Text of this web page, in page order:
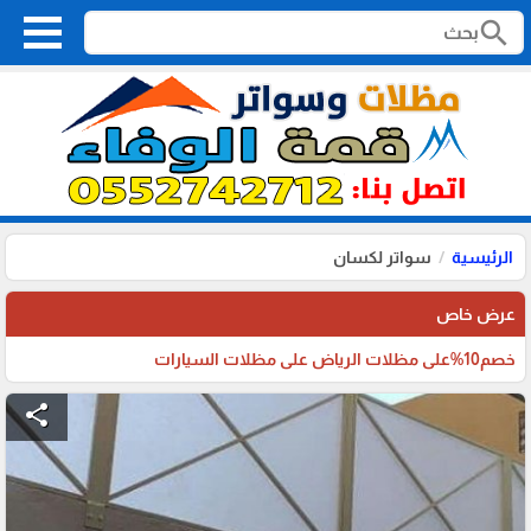
search
الرئيسية سواتر لكسان
عرض خاص
خصم10%على مظلات الرياض على مظلات السيارات
share